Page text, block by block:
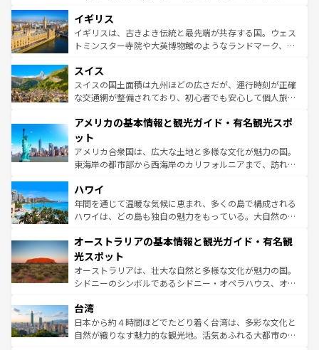
香り高いラベンダー畑など、多彩な楽しみ方が可能だ。さ
らに、パリ以外の地域にも魅力が溢れており、どの街角に
も豊かな歴史と文化が息づいている。パリ以外の個性あふ
を参照してほしい。
顔を持つこの国は、どこを歩いても飽きることがない。ベ
ルリンの文化的活気、バイエルン州のアルプスの絶景、そ
してライン川沿いのワイン畑といった風景は必見。ビール
は、お酒好きな人にはぜひ体験してほしい。 なお、新着の
ドイツ情報はコンテンツ一覧を参照してほしい。
イギリス
イギリスは、古きよき伝統と最先端が共存する国。ウェス
トミンスター寺院や大英博物館のようなランドマーク、歴
リアごとに異なる魅力がある。また、優雅なアフタヌーン
ティー、ビール好きにはたまらない英国パブ、サッカー観
戦など、本場だからこそできる体験も豊富。イギリスを旅
ンツ一覧を参照してほしい。
スイス
スイスの国土面積は九州ほどの広さだが、運行時刻が正確
な交通網が整備されており、初心者でも安心して個人旅行
の建物がそのまま残る町や、スイスならではのユニークな
博物館もあり、アルプス観光だけでなく町歩きも満喫する
ことができる。国民の所得が高いため物価も高いが、旅行
者向けの交通パス提供のサービスもあり、うまく活用すれ
着のスイス情報は
アメリカの基本情報と観光ガイド・有名観光スポ
ット
アメリカ合衆国は、広大な土地と多様な文化が魅力の国。
東海岸の都市部から西海岸のカリフォルニアまで、訪れる
のような巨大都市は、観光、ショッピング、エンターテイ
ンメントが詰まった刺激的なスポットだ。一方、アメリカ
西部には大自然が広がり、グランドキャニオンやイエロー
部のニューオーリンズでは、音楽と美食が融合した独特の
文化が魅力。旅行者はアメリカの各地域で異なる魅力を楽
しみながら、その多様性と豊かな歴史を感じることができ
るだろう。車でのロードトリップや列車の旅も、アメリカ
情報は
ハワイ
年間を通じて温暖な気候に恵まれ、多くの島で構成される
ハワイは、どの島も独自の魅力をもっている。大自然の神
ワイ島は見逃せない。また、定番の観光地といえばオアフ
島だが、静かな自然を求めるならマウイ島やカウアイ島が
おすすめ。エメラルドグリーンに輝く海をはじめ、豊かな
文化や歴史が息づいている。「アロハスピリット」と呼ば
人々、おいしいローカルフードやハワイアンミュージッ
ク、伝統的なフラダンスなど、すべてがハワイの魅力を彩
っている。訪れるたびに新しい発見と感動が待っているハ
オーストラリアの基本情報と観光ガイド・有名観
光スポット
オーストラリアは、壮大な自然と多様な文化が魅力の国。
シドニーのシンボルであるシドニー・オペラハウス、オー
リアリーフや大陸中央部にそびえるウルル（エアーズロッ
ク）、タスマニアの美しい原生林やケアンズの熱帯雨林な
ど、見どころがたくさん。また、カフェやワイン、オージ
台湾
日本から約４時間ほどでたどり着く台湾は、多彩な文化と
自然が織りなす魅力的な観光地。活気あふれる大都市の台